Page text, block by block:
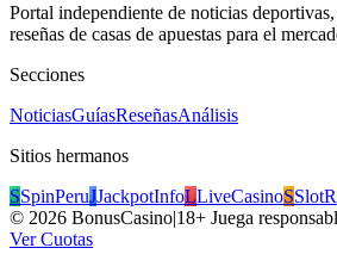
Portal independiente de noticias
reseñas de casas de apuestas para el
Secciones
NoticiasGuíasReseñasAnálisis
Sitios hermanos
SSpinPeruJJackpotInfoLLiveCasinoS
© 2026 BonusCasino|18+ Juega
Ver Cuotas